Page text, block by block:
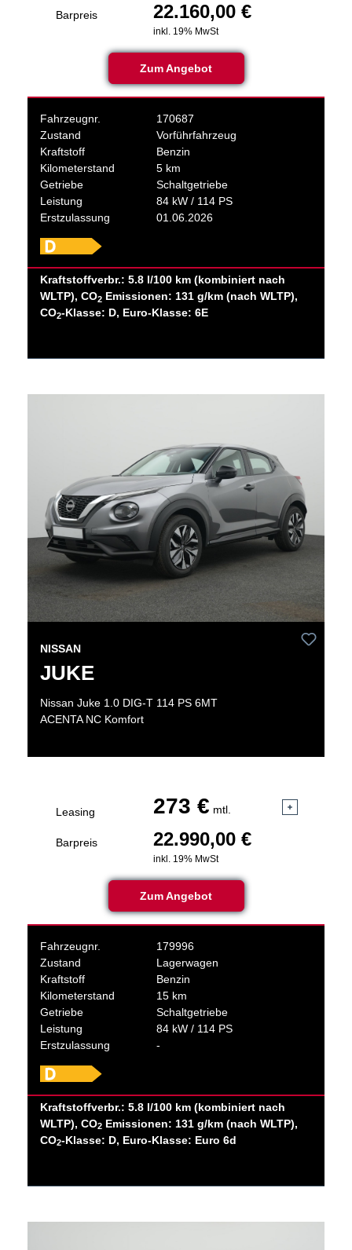
Barpreis 22.160,00 €
inkl. 19% MwSt
Zum Angebot
Fahrzeugnr.
170687
Zustand
Vorführfahrzeug
Kraftstoff
Benzin
Kilometerstand
5 km
Getriebe
Schaltgetriebe
Leistung
84 kW / 114 PS
Erstzulassung
01.06.2026
Kraftstoffverbr.: 5.8 l/100 km (kombiniert nach
WLTP), CO2 Emissionen: 131 g/km (nach WLTP),
CO2-Klasse: D, Euro-Klasse: 6E
NISSAN
JUKE
Nissan Juke 1.0 DIG-T 114 PS 6MT
ACENTA NC Komfort
Leasing 273 € mtl.
Barpreis 22.990,00 €
inkl. 19% MwSt
Zum Angebot
Fahrzeugnr.
179996
Zustand
Lagerwagen
Kraftstoff
Benzin
Kilometerstand
15 km
Getriebe
Schaltgetriebe
Leistung
84 kW / 114 PS
Erstzulassung
-
Kraftstoffverbr.: 5.8 l/100 km (kombiniert nach
WLTP), CO2 Emissionen: 131 g/km (nach WLTP),
CO2-Klasse: D, Euro-Klasse: Euro 6d